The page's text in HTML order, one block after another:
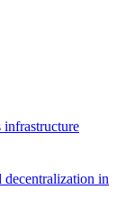
infrastructure
in